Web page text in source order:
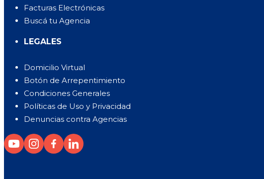
Facturas Electrónicas
Buscá tu Agencia
LEGALES
Domicilio Virtual
Botón de Arrepentimiento
Condiciones Generales
Políticas de Uso y Privacidad
Denuncias contra Agencias